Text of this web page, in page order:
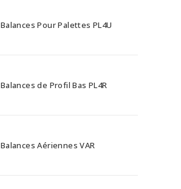
Balances Pour Palettes PL4U
Balances de Profil Bas PL4R
Balances Aériennes VAR